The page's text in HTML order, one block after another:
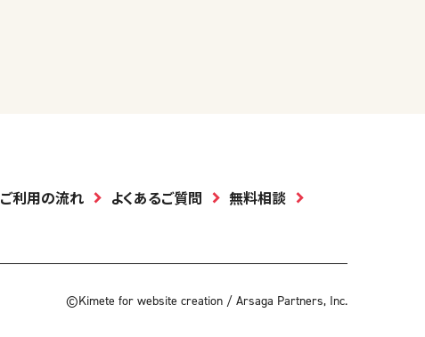
ご利用の流れ よくあるご質問 無料相談
©Kimete for website creation / Arsaga Partners, Inc.